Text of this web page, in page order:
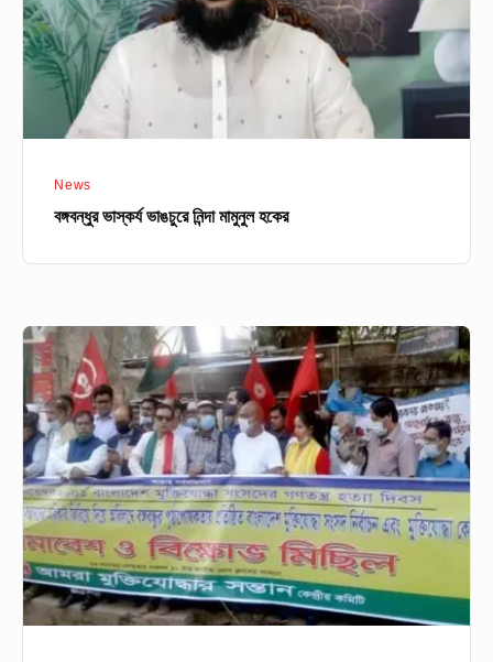
হকের
News
বঙ্গবন্ধুর ভাস্কর্য ভাঙচুরে নিন্দা মামুনুল হকের
কোটা
পুনর্বহালের
দাবিতে
মুক্তিযোদ্ধার
সন্তানদের
বিক্ষোভ
সমাবেশ